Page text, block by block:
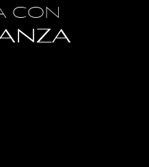
CON